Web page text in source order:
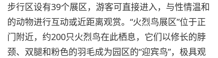
步行区设有39个展区，游客可直接进入，与性情温和
的动物进行互动或近距离观赏。“火烈鸟展区”位于正
门附近，约200只火烈鸟在此栖息，它们以修长的脖
颈、双腿和粉色的羽毛成为园区的“迎宾鸟”，极具观